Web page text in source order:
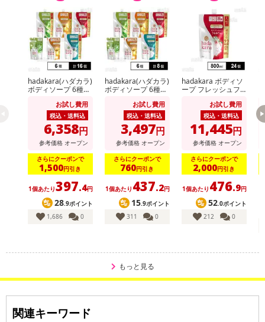
hadakara(ハダカラ)
ボディソープ 6種セ
お試し費用
税込・送料込
6,358円
参考価格 オープン
さらにクーポンで
1,500円引き
1個あたり397.4円
28.9ポイント
1,686
0
hadakara(ハダカラ)
ボディソープ 6種セ
お試し費用
税込・送料込
3,497円
参考価格 オープン
さらにクーポンで
760円引き
1個あたり 437.2円
15.9ポイント
311
0
hadakara ボディソ
ープ フレッシュフ
めかえ用 大型サイ
ズ 800ml
お試し費用
税込・送料込
11,445円
参考価格 オープン
さらにクーポンで
2,000円引き
1個あたり 476.9円
52.0ポイント
212
0
もっと見る
関連キーワード